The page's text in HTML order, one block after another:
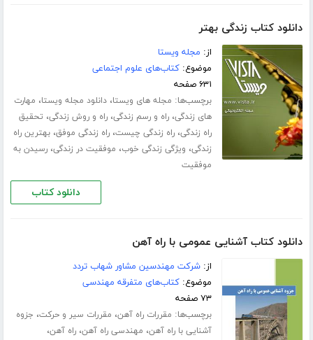
دانلود کتاب زندگی بهتر
از: مجله ویستا
موضوع:کتاب‌های علوم اجتماعی
۶۳۱ صفحه
برچسب‌ها: مجله های ویستا،دانلود مجله ویستا، مهارت
های زندگی،راه و رسم زندگی،راه و روش زندگی، تحقیق
راه زندگی،راه زندگی چیست،راه زندگی موفق،بهترین راه
زندگی، ویژگی زندگی خوب، موفقیت در زندگی،رسیدن به
موفقیت
دانلود کتاب
دانلود کتاب آشنایی عمومی با راه آهن
از:شرکت مهندسین مشاور شهاب تردد
موضوع:کتاب‌های متفرقه مهندسی
۷۳ صفحه
برچسب‌ها: مقررات راه آهن، مقررات سیر و حرکت، جزوه
آشنایی با راه آهن، مهندسی راه آهن،راه آهن،